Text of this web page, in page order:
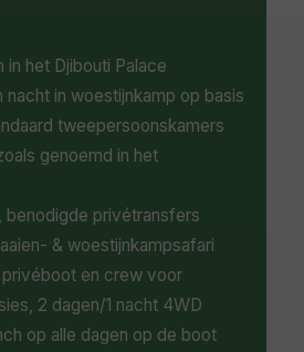
in het Djibouti Palace
nacht in woestijnkamp op basis
tweepersoonskamers
genoemd in het
benodigde privétransfers
& woestijnkampsafari
en crew voor
2 dagen/1 nacht 4WD
op alle dagen op de boot